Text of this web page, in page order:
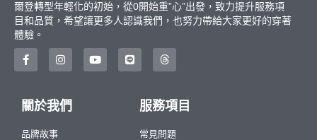
爾登轉型年輕化的初始，從0開始重”心”出發，致力提升服務項
目和品質，希望讓更多人認識我們，也努力帶給大家更好的穿著
體驗。
關於我們
品牌故事
服務項目
常見問題